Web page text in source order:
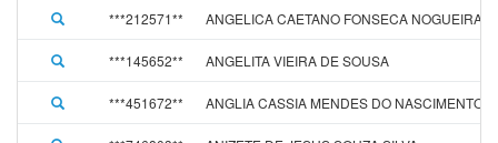
***212571** ANGELICA CAETANO FONSECA NOGUEIRA
***145652** ANGELITA VIEIRA DE SOUSA
***451672** ANGLIA CASSIA MENDES DO NASCIMENTO